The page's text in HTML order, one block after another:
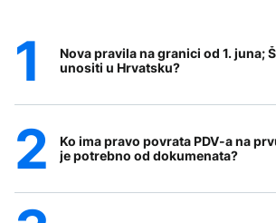
Nova pravila na granici od 1. juna;
unositi u Hrvatsku?
Ko ima pravo povrata PDV-a na
je potrebno od dokumenata?